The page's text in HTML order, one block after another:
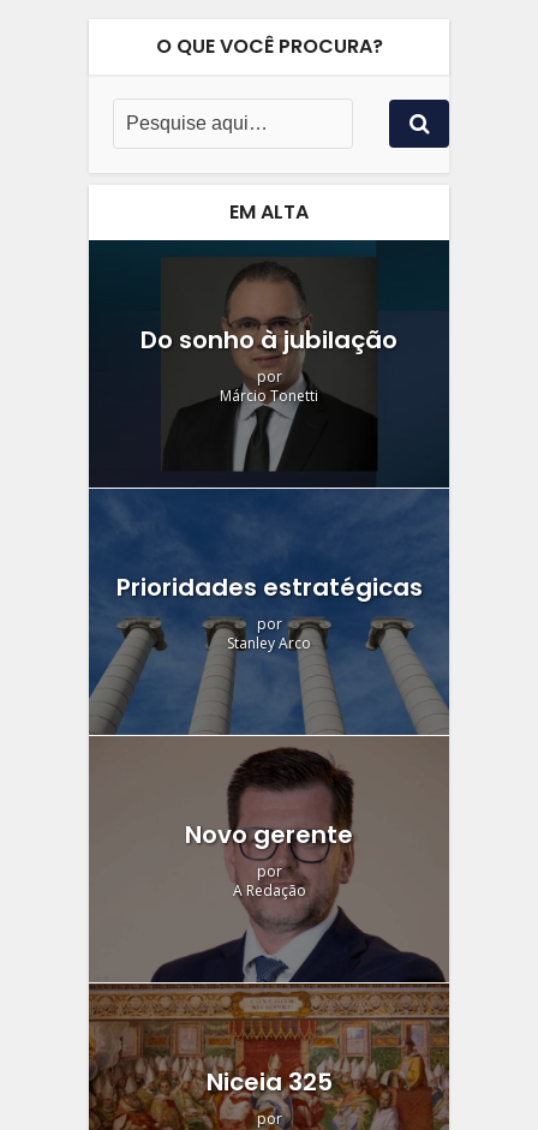
O QUE VOCÊ PROCURA?
EM ALTA
Do sonho à jubilação
por
Márcio Tonetti
Prioridades estratégicas
por
Stanley Arco
Novo gerente
por
A Redação
Niceia 325
por